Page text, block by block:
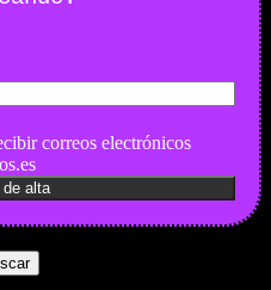
correos electrónicos